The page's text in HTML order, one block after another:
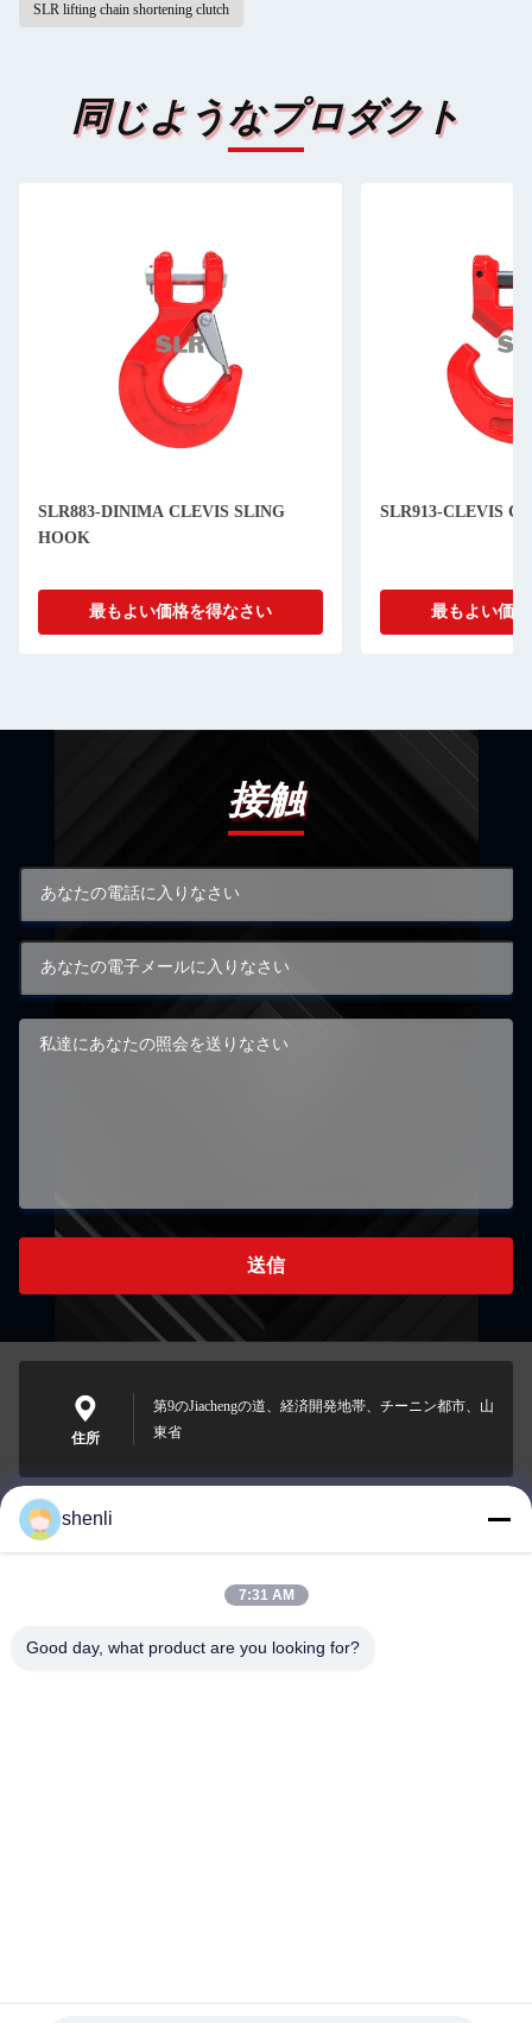
SLR lifting chain shortening clutch
同じようなプロダクト
SLR883-DINIMA CLEVIS SLING
HOOK
最もよい価格を得なさい
SLR913-CLEVIS C
最もよい価
接触
送信
住所
第9のJiachengの道、経済開発地帯、チーニン都市、山
東省
shenli@shenlirigging.com
shenli
7:31 AM
Good day, what product are you looking for?